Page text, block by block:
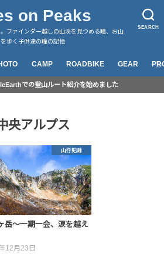
SEARCH
on Peaks
ファインダー越しの山渓を見つめる瞳、お山
を歩く子供達の瞳の記憶
CAMP ROADBIKE GEAR
での登山ルート紹介を始めました
央アルプス
山行記録
岳～一期一会、涙を越え
12月23日